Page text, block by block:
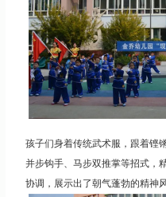
孩子们身着传统武术服，跟着铿
并步钩手、马步双推掌等招式，
协调，展示出了朝气蓬勃的精神风